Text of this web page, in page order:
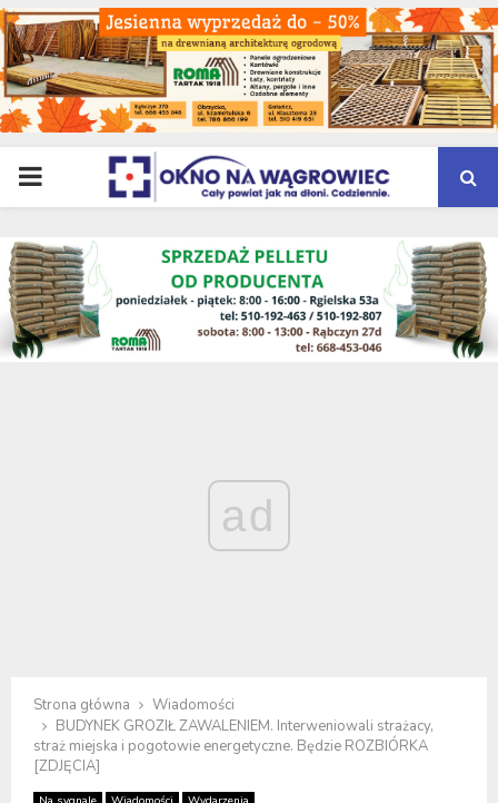
PRIMARY
MENU
ad
Strona główna
Wiadomości
BUDYNEK GROZIŁ ZAWALENIEM. Interweniowali strażacy,
straż miejska i pogotowie energetyczne. Będzie ROZBIÓRKA
[ZDJĘCIA]